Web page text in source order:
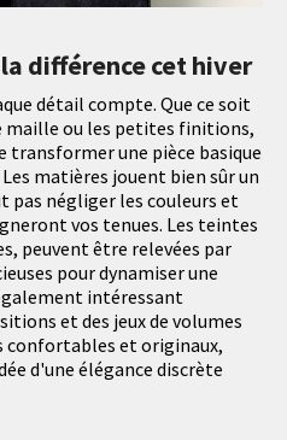
différence cet hiver
détail compte. Que ce soit
maille ou les petites finitions,
une pièce basique
matières jouent bien sûr un
pas négliger les couleurs et
vos tenues. Les teintes
peuvent être relevées par
pour dynamiser une
intéressant
et des jeux de volumes
confortables et originaux,
d'une élégance discrète